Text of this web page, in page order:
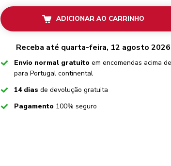
ADICIONAR AO CARRINHO
Receba até quarta-feira, 12 agosto 2026
CheckedEnvio normal gratuitoem encomendas acima
para Portugal continental
Checked
14 dias de devolução gratuita
CheckedPagamento100% seguro